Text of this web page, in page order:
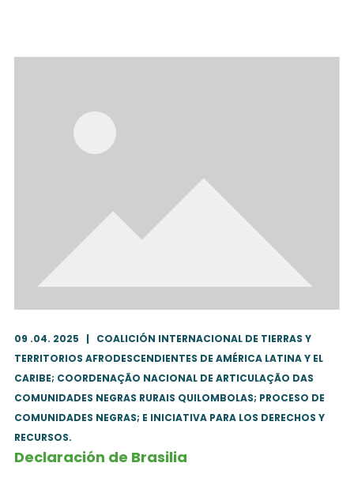
09 .04. 2025 | COALICIÓN INTERNACIONAL DE TIERRAS Y
TERRITORIOS AFRODESCENDIENTES DE AMÉRICA LATINA Y EL
CARIBE; COORDENAÇÃO NACIONAL DE ARTICULAÇÃO DAS
COMUNIDADES NEGRAS RURAIS QUILOMBOLAS; PROCESO DE
COMUNIDADES NEGRAS; E INICIATIVA PARA LOS DERECHOS Y
RECURSOS.
Declaración de Brasilia